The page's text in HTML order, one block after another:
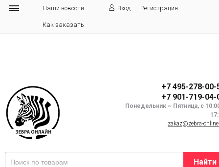
Наши новости Вход Регистрация
Как заказать
+7 495-278-00-
+7 901-719-04-
Понедельник ~ Пятница, с
zakaz@zebra-
Найти